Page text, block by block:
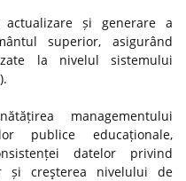
și generare a
superior, asigurând
la nivelul sistemului
managementului
publice educaționale,
datelor privind
și creşterea nivelului de